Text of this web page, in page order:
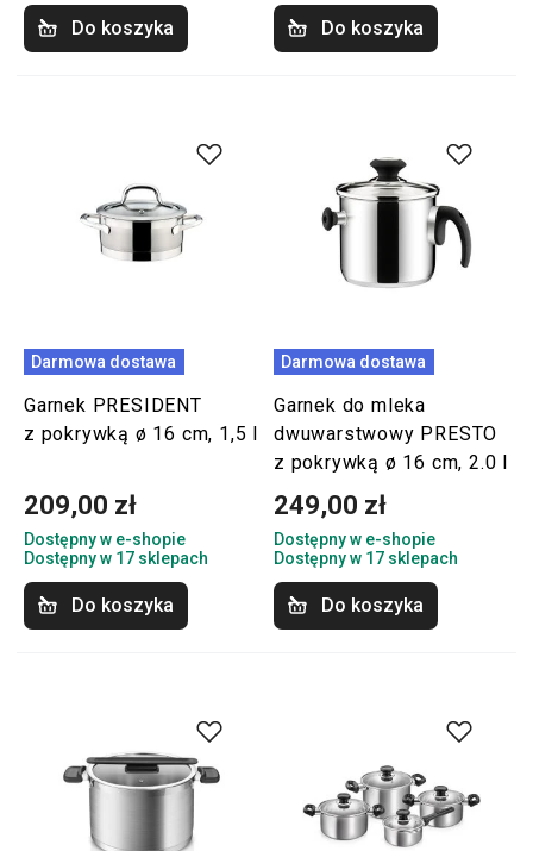
Do koszyka Do koszyka
Darmowa dostawa
Garnek PRESIDENT
z pokrywką ø 16 cm, 1,5 l
209,00 zł
Dostępny w e-shopie
Dostępny w 17 sklepach
Do koszyka
Darmowa dostawa
Garnek do mleka
dwuwarstwowy PRESTO
z pokrywką ø 16 cm, 2.0 l
249,00 zł
Dostępny w e-shopie
Dostępny w 17 sklepach
Do koszyka